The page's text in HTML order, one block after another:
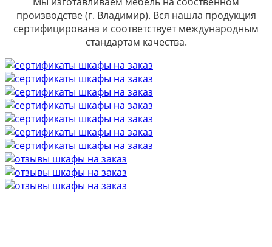
производстве (г. Владимир). Вся нашла продукция
сертифицирована и соответствует международным
стандартам качества.